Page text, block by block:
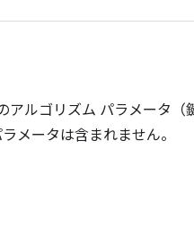
アルゴリズム パラメータ（
メータは含まれません。